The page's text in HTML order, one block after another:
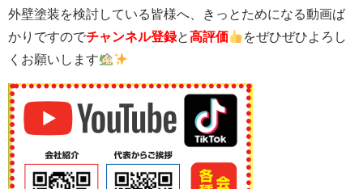
外壁塗装を検討している皆様へ、きっとためになる動画ば
かりですのでチャンネル登録と高評価
をぜひぜひよろし
くお願いします